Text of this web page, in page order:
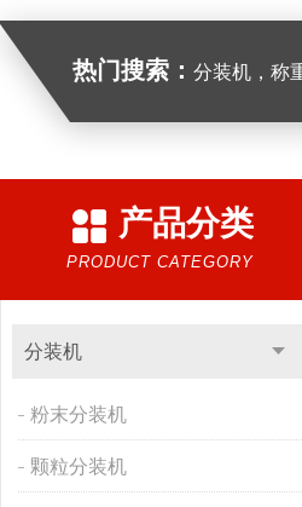
热门搜索： 分装机，称重
产品分类
PRODUCT CATEGORY
分装机
粉末分装机
颗粒分装机